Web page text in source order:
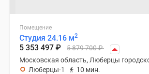
Помещение
Студия 24.16 м2
5 353 497 ₽ 5 879 700₽
Московская область, Люберцы
Люберцы-1
10 мин.